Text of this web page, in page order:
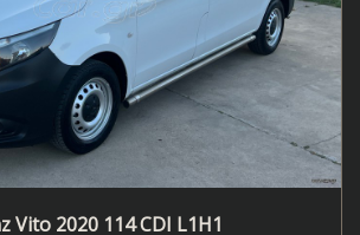
Vito 2020 114 CDI L1H1